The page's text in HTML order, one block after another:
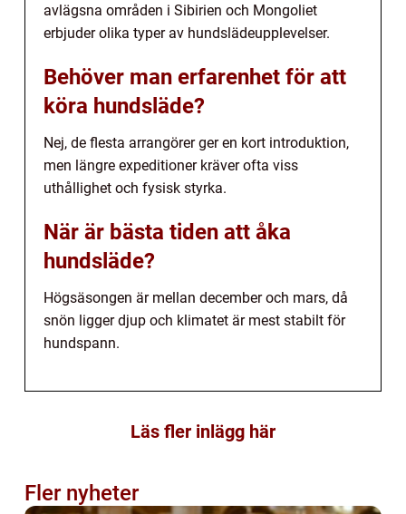
avlägsna områden i Sibirien och Mongoliet
erbjuder olika typer av hundslädeupplevelser.
Behöver man erfarenhet för att
köra hundsläde?
Nej, de flesta arrangörer ger en kort introduktion,
men längre expeditioner kräver ofta viss
uthållighet och fysisk styrka.
När är bästa tiden att åka
hundsläde?
Högsäsongen är mellan december och mars, då
snön ligger djup och klimatet är mest stabilt för
hundspann.
Läs fler inlägg här
Fler nyheter